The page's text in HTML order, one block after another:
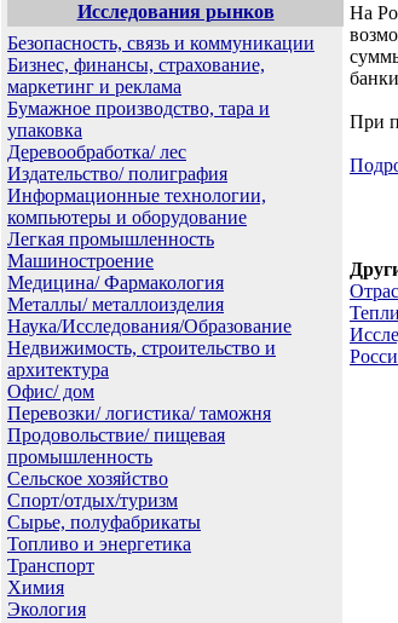
Исследования рынков
Безопасность, связь и коммуникации
Бизнес, финансы, страхование,
маркетинг и реклама
Бумажное производство, тара и
упаковка
Деревообработка/ лес
Издательство/ полиграфия
Информационные технологии,
компьютеры и оборудование
Легкая промышленность
Машиностроение
Медицина/ Фармакология
Металлы/ металлоизделия
Наука/Исследования/Образование
Недвижимость, строительство и
архитектура
Офис/ дом
Перевозки/ логистика/ таможня
Продовольствие/ пищевая
промышленность
Сельское хозяйство
Спорт/отдых/туризм
Сырье, полуфабрикаты
Топливо и энергетика
Транспорт
Химия
Экология
На
При